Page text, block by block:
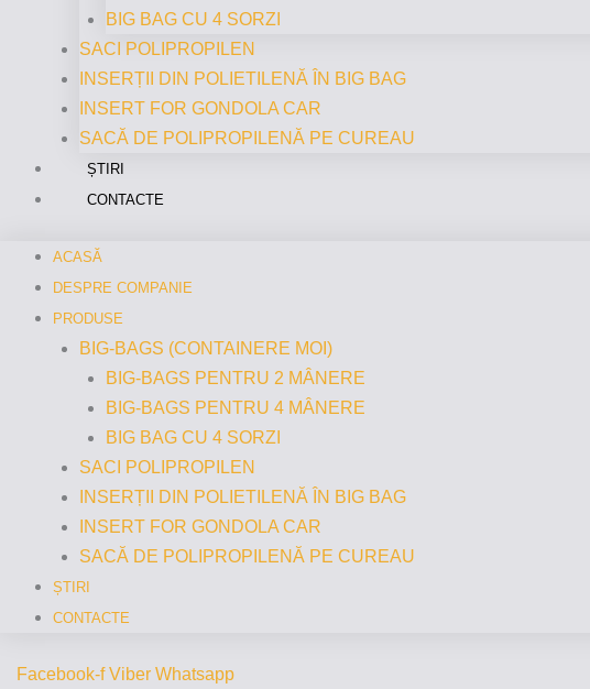
BIG BAG CU 4 SORZI
SACI POLIPROPILEN
INSERȚII DIN POLIETILENĂ ÎN BIG BAG
INSERT FOR GONDOLA CAR
SACĂ DE POLIPROPILENĂ PE CUREAU
ȘTIRI
CONTACTE
ACASĂ
DESPRE COMPANIE
PRODUSE
BIG-BAGS (CONTAINERE MOI)
BIG-BAGS PENTRU 2 MÂNERE
BIG-BAGS PENTRU 4 MÂNERE
BIG BAG CU 4 SORZI
SACI POLIPROPILEN
INSERȚII DIN POLIETILENĂ ÎN BIG BAG
INSERT FOR GONDOLA CAR
SACĂ DE POLIPROPILENĂ PE CUREAU
ȘTIRI
CONTACTE
Facebook-f Viber Whatsapp